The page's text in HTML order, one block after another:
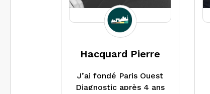
Hacquard Pierre
J’ai fondé Paris Ouest
Diagnostic après 4 ans